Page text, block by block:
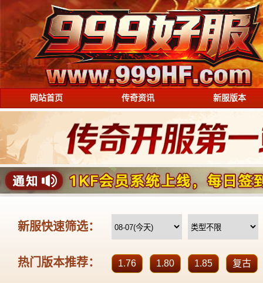
网站首页 传奇资讯 新服版本